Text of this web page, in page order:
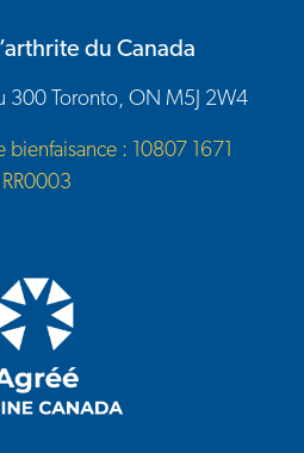
du Canada
300 Toronto, ON M5J 2W4
bienfaisance : 10807 1671
RR0003